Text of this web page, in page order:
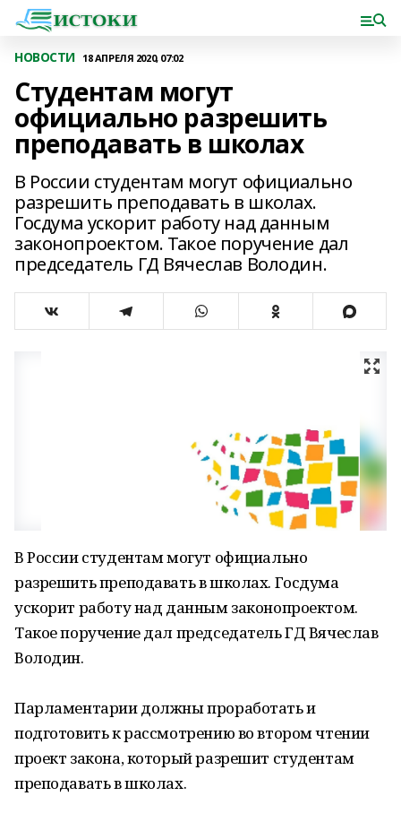
НОВОСТИ 18 АПРЕЛЯ 2020, 07:02
Студентам могут
официально разрешить
преподавать в школах
В России студентам могут официально
разрешить преподавать в школах.
Госдума ускорит работу над данным
законопроектом. Такое поручение дал
председатель ГД Вячеслав Володин.
В России студентам могут официально
разрешить преподавать в школах. Госдума
ускорит работу над данным законопроектом.
Такое поручение дал председатель ГД Вячеслав
Володин.
Парламентарии должны проработать и
подготовить к рассмотрению во втором чтении
проект закона, который разрешит студентам
преподавать в школах.